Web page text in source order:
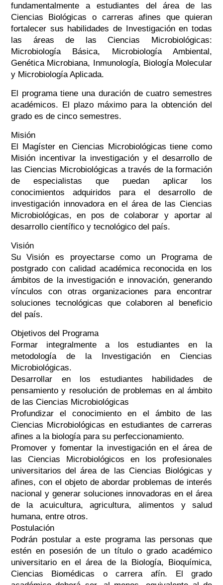
fundamentalmente a estudiantes del área de las
Ciencias Biológicas o carreras afines que quieran
fortalecer sus habilidades de Investigación en todas
las áreas de las Ciencias Microbiológicas:
Microbiología Básica, Microbiología Ambiental,
Genética Microbiana, Inmunología, Biología Molecular
y Microbiología Aplicada.
El programa tiene una duración de cuatro semestres
académicos. El plazo máximo para la obtención del
grado es de cinco semestres.
Misión
El Magíster en Ciencias Microbiológicas tiene como
Misión incentivar la investigación y el desarrollo de
las Ciencias Microbiológicas a través de la formación
de especialistas que puedan aplicar los
conocimientos adquiridos para el desarrollo de
investigación innovadora en el área de las Ciencias
Microbiológicas, en pos de colaborar y aportar al
desarrollo científico y tecnológico del país.
Visión
Su Visión es proyectarse como un Programa de
postgrado con calidad académica reconocida en los
ámbitos de la investigación e innovación, generando
vínculos con otras organizaciones para encontrar
soluciones tecnológicas que colaboren al beneficio
del país.
Objetivos del Programa
Formar integralmente a los estudiantes en la
metodología de la Investigación en Ciencias
Microbiológicas.
Desarrollar en los estudiantes habilidades de
pensamiento y resolución de problemas en al ámbito
de las Ciencias Microbiológicas
Profundizar el conocimiento en el ámbito de las
Ciencias Microbiológicas en estudiantes de carreras
afines a la biología para su perfeccionamiento.
Promover y fomentar la investigación en el área de
las Ciencias Microbiológicos en los profesionales
universitarios del área de las Ciencias Biológicas y
afines, con el objeto de abordar problemas de interés
nacional y generar soluciones innovadoras en el área
de la acuicultura, agricultura, alimentos y salud
humana, entre otros.
Postulación
Podrán postular a este programa las personas que
estén en posesión de un título o grado académico
universitario en el área de la Biología, Bioquímica,
Ciencias Biomédicas o carrera afín. El grado